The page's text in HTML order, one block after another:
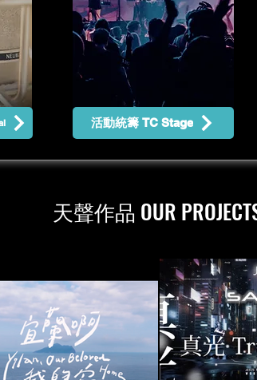
活動統籌 TC Stage
天聲作品 OUR